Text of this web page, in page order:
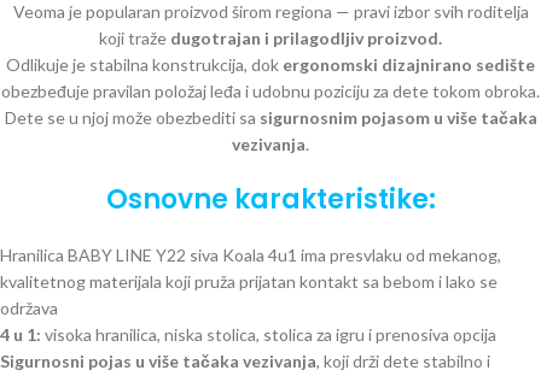
Veoma je popularan proizvod širom regiona — pravi izbor svih roditelja
koji traže dugotrajan i prilagodljiv proizvod.
Odlikuje je stabilna konstrukcija, dok ergonomski dizajnirano sedište
obezbeđuje pravilan položaj leđa i udobnu poziciju za dete tokom obroka.
Dete se u njoj može obezbediti sa sigurnosnim pojasom u više tačaka
vezivanja.
Osnovne karakteristike:
Hranilica BABY LINE Y22 siva Koala 4u1 ima presvlaku od mekanog,
kvalitetnog materijala koji pruža prijatan kontakt sa bebom i lako se
održava
4 u 1: visoka hranilica, niska stolica, stolica za igru i prenosiva opcija
Sigurnosni pojas u više tačaka vezivanja, koji drži dete stabilno i